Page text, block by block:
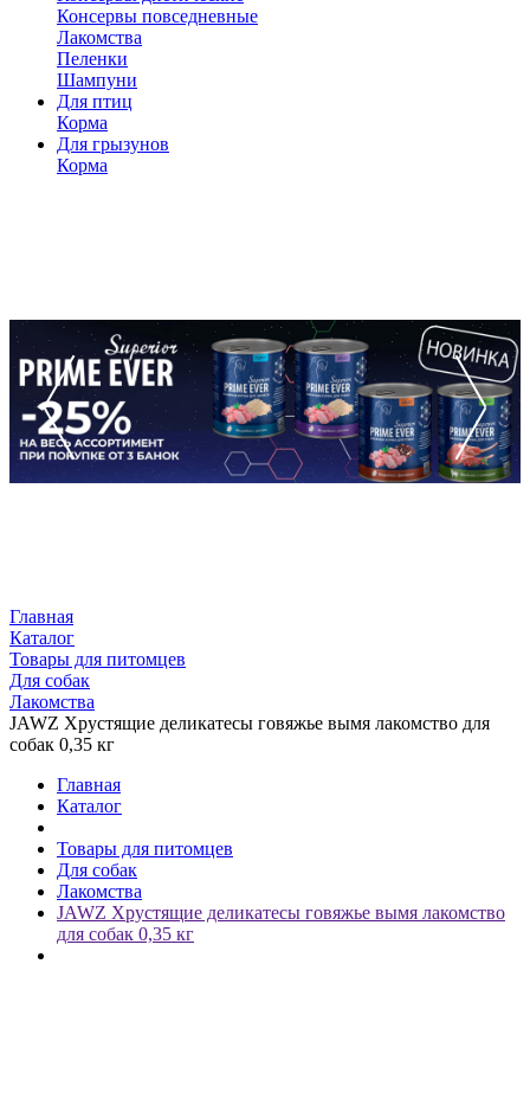
Консервы повседневные
Лакомства
Пеленки
Шампуни
Для птиц
Корма
Для грызунов
Корма
Главная
Каталог
Товары для питомцев
Для собак
Лакомства
JAWZ Хрустящие деликатесы говяжье вымя лакомство для
собак 0,35 кг
Главная
Каталог
Товары для питомцев
Для собак
Лакомства
JAWZ Хрустящие деликатесы говяжье вымя лакомство
для собак 0,35 кг